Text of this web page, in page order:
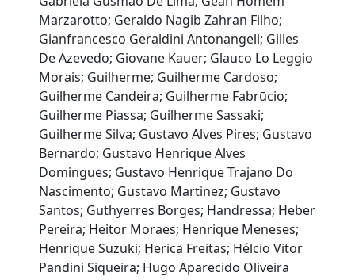
Marzarotto; Geraldo Nagib Zahran Filho;
Gianfrancesco Geraldini Antonangeli; Gilles
De Azevedo; Giovane Kauer; Glauco Lo Leggio
Morais; Guilherme; Guilherme Cardoso;
Guilherme Candeira; Guilherme Fabrūcio;
Guilherme Piassa; Guilherme Sassaki;
Guilherme Silva; Gustavo Alves Pires; Gustavo
Bernardo; Gustavo Henrique Alves
Domingues; Gustavo Henrique Trajano Do
Nascimento; Gustavo Martinez; Gustavo
Santos; Guthyerres Borges; Handressa; Heber
Pereira; Heitor Moraes; Henrique Meneses;
Henrique Suzuki; Herica Freitas; Hélcio Vitor
Pandini Siqueira; Hugo Aparecido Oliveira